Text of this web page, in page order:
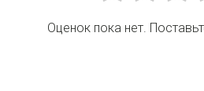
Оценок пока нет.